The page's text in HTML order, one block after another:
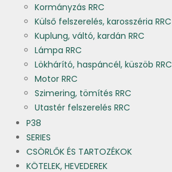
Kormányzás RRC
Külső felszerelés, karosszéria RRC
Kuplung, váltó, kardán RRC
Lámpa RRC
Lökhárító, haspáncél, küszöb RRC
Motor RRC
Szimering, tömítés RRC
Utastér felszerelés RRC
P38
SERIES
CSÖRLŐK ÉS TARTOZÉKOK
KÖTELEK, HEVEDEREK